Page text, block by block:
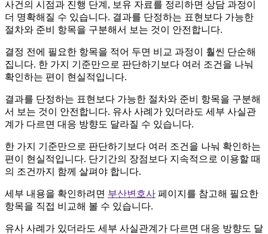
사건의 시점과 진행 단계, 보유 자료를 정리하면 상담 과정이
더 명확해질 수 있습니다. 결과를 단정하는 표현보다 가능한
절차와 준비 항목을 구분해서 보는 것이 안전합니다.
결정 전에 필요한 항목을 적어 두면 비교 과정이 훨씬 단순해
집니다. 한 가지 기준만으로 판단하기보다 여러 조건을 나눠
확인하는 편이 현실적입니다.
결과를 단정하는 표현보다 가능한 절차와 준비 항목을 구분해
서 보는 것이 안전합니다. 유사 사례가 있더라도 세부 사실관
계가 다르면 대응 방향도 달라질 수 있습니다.
한 가지 기준만으로 판단하기보다 여러 조건을 나눠 확인하는
편이 현실적입니다. 단기간의 장점보다 지속적으로 이용할 때
의 조건까지 함께 살펴야 합니다.
세부 내용을 확인하려면 부산변호사 페이지를 참고해 필요한
항목을 직접 비교해 볼 수 있습니다.
유사 사례가 있더라도 세부 사실관계가 다르면 대응 방향도 달